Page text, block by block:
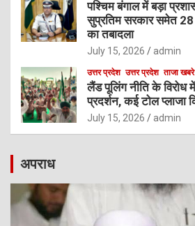
पश्चिम बंगाल में बड़ा
सुप्रतिम सरकार समेत 28
का तबादला
July 15, 2026 admin
उत्तर प्रदेश उत्तर प्रदेश ताजा खबरे
लैंड पूलिंग नीति के विरोध
प्रदर्शन, कई टोल प्लाजा
July 15, 2026 admin
अपराध